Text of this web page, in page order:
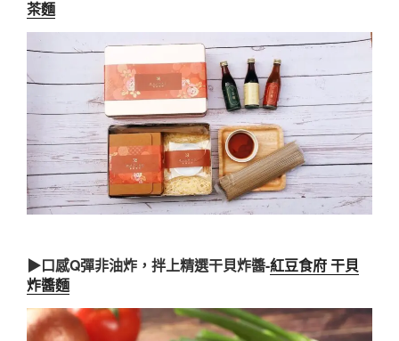
茶麵
▶口感Q彈非油炸，拌上精選干貝炸醬-紅豆食府 干貝
炸醬麵